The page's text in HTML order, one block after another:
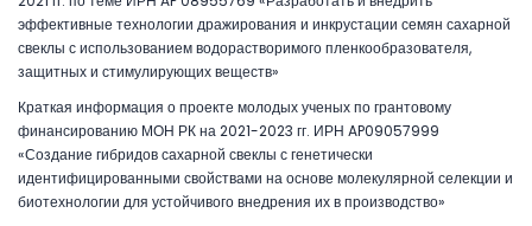
эффективные технологии дражирования и инкрустации семян сахарной
свеклы с использованием водорастворимого пленкообразователя,
защитных и стимулирующих веществ»
Краткая информация о проекте молодых ученых по грантовому
финансированию МОН РК на 2021-2023 гг. ИРН AP09057999
«Создание гибридов сахарной свеклы с генетически
идентифицированными свойствами на основе молекулярной селекции и
биотехнологии для устойчивого внедрения их в производство»